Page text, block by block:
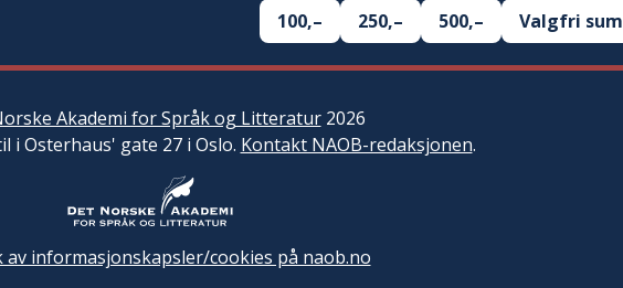
100,– 250,– 500,– Valgfri sum
Akademi for Språk og Litteratur2026
i Osterhaus' gate 27 i Oslo. Kontakt NAOB-redaksjonen.
av informasjonskapsler/cookies på naob.no